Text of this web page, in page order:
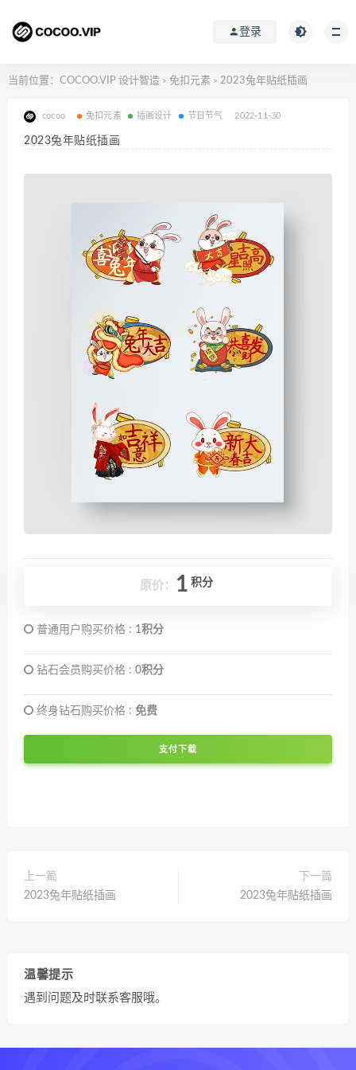
登录
当前位置： COCOO.VIP 设计智造 > 免扣元素 > 2023兔年贴纸插画
cocoo 免扣元素 插画设计 节日节气 2022-11-30
2023兔年贴纸插画
原价： 1 积分
普通用户购买价格 : 1积分
钻石会员购买价格 : 0积分
终身钻石购买价格 : 免费
支付下载
上一篇
2023兔年贴纸插画
下一篇
2023兔年贴纸插画
温馨提示
遇到问题及时联系客服哦。